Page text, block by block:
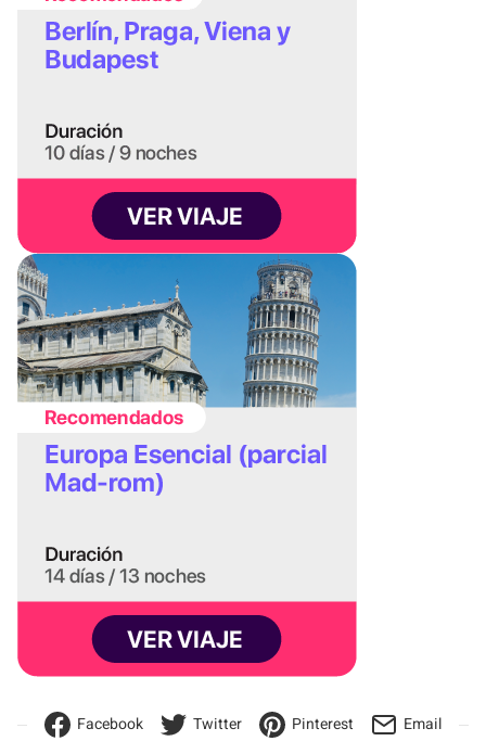
Facebook Twitter Pinterest Email